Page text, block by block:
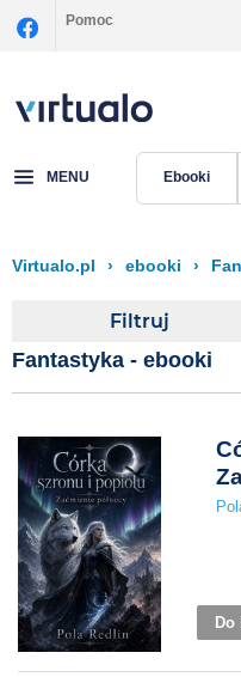
Pomoc
MENU Ebooki
Virtualo.pl › ebooki ›
Filtruj
Fantastyka - ebooki
Do